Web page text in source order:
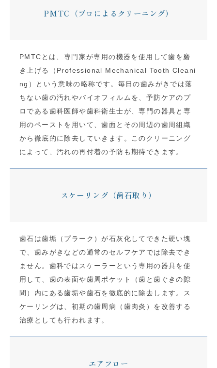
PMTC（プロによるクリーニング）
PMTCとは、専門家が専用の機器を使用して歯を磨
き上げる（Professional Mechanical Tooth Cleani
ng）という意味の略称です。毎日の歯みがきでは落
ちない歯の汚れやバイオフィルムを、予防ケアのプ
ロである歯科医師や歯科衛生士が、専門の器具と専
用のペーストを用いて、歯面とその周辺の歯周組織
から徹底的に除去していきます。このクリーニング
によって、汚れの再付着の予防も期待できます。
スケーリング（歯石取り）
歯石は歯垢（プラーク）が石灰化してできた硬い塊
で、歯みがきなどの通常のセルフケアでは除去でき
ません。歯科ではスケーラーという専用の器具を使
用して、歯の表面や歯周ポケット（歯と歯ぐきの隙
間）内にある歯垢や歯石を徹底的に除去します。ス
ケーリングは、初期の歯周病（歯肉炎）を改善する
治療としても行われます。
エアフロー